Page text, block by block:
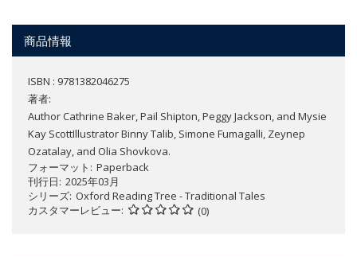
商品情報
ISBN : 9781382046275
著者:
Author Cathrine Baker, Pail Shipton, Peggy Jackson, and Mysie
Kay ScottIllustrator Binny Talib, Simone Fumagalli, Zeynep
Ozatalay, and Olia Shovkova.
フォーマット
Paperback
刊行日 2025年03月
シリーズ Oxford Reading Tree - Traditional Tales
カスタマーレビュー
(0)